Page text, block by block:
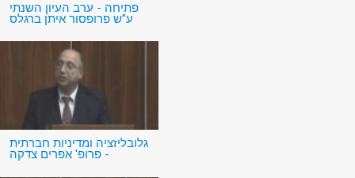
פתיחה - ערב העיון השנתי
ע"ש פרופסור איתן ברגלס
גלובליזציה ומדיניות חברתית
- פרופ' אפרים צדקה